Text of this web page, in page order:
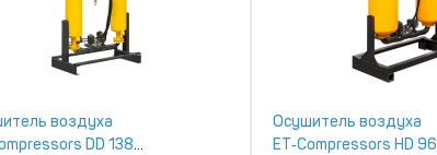
воздуха
DD 138
Осушитель воздуха
ET‑Compressors HD 96